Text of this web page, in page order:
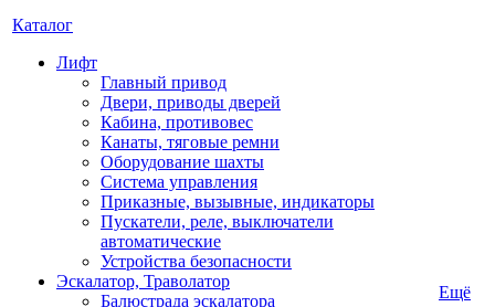
Каталог
Лифт
Главный привод
Двери, приводы дверей
Кабина, противовес
Канаты, тяговые ремни
Оборудование шахты
Система управления
Приказные, вызывные, индикаторы
Пускатели, реле, выключатели
автоматические
Устройства безопасности
Эскалатор, Траволатор
Балюстрада эскалатора
Ещё